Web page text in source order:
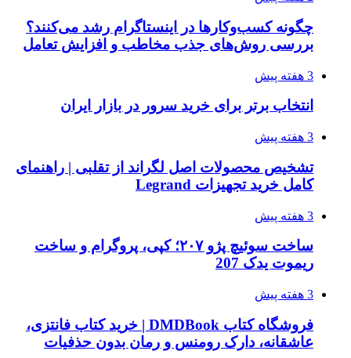
چگونه کسب‌وکارها در اینستاگرام رشد می‌کنند؟
بررسی روش‌های جذب مخاطب و افزایش تعامل
3 هفته پیش
انتخاب برتر برای خرید سرور در بازار ایران
3 هفته پیش
تشخیص محصولات اصل لگراند از تقلبی | راهنمای
کامل خرید تجهیزات Legrand
3 هفته پیش
ساخت سوئیچ پژو ۲۰۷؛ کپی، پروگرام و ساخت
ریموت یدک 207
3 هفته پیش
فروشگاه کتاب DMDBook | خرید کتاب فانتزی،
عاشقانه، دارک رومنس و رمان بدون حذفیات